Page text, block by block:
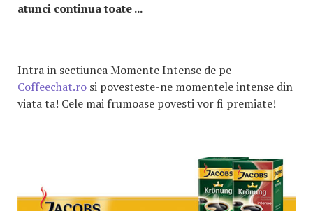
atunci continua toate ...
Intra in sectiunea Momente Intense de pe
Coffeechat.ro si povesteste-ne momentele intense din
viata ta! Cele mai frumoase povesti vor fi premiate!